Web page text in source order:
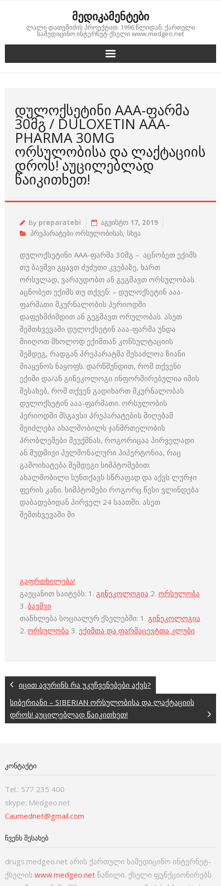
მედიკამენტები
ლალი დათეშიძის პროექტით. 1996 წლიდან. ქართული
სამედიცინო ინტერნეტ-ქსელი www.medgeo.net
ᲓᲣᲚᲝᲥᲡᲔᲢᲘᲜᲘ AAA-ᲤᲐᲠᲛᲐ
30ᲛᲒ / DULOXETIN AAA-
PHARMA 30MG
ᲝᲠᲡᲣᲚᲝᲑᲘᲡᲐ ᲓᲐ ᲚᲐᲥᲢᲐᲪᲘᲘᲡ
ᲓᲠᲝᲡ! ᲐᲣᲪᲘᲚᲔᲑᲚᲐᲓ
ᲬᲐᲘᲙᲘᲗᲮᲔᲗ!
By preparatebi
აგვისტო 17, 2019
პრეპარატები ორსულობისას, სხვა
დულოქსეტინი AAA-ფარმა 30მგ – აცნობეთ ექიმს
თუ ბავშვი გყავთ ძუძუთი კვებაზე, ხართ
ორსულად, ვარაუდობთ ან გეგმავთ ორსულობას.
აცნობეთ ექიმს თუ თქვენ: – დულოქსეტინ ააა-
ფარმათი მკურნალობის პერიოდში
დაფეხმძიმდით ან გეგმავთ ორულობას. ასეთ
შემთხვევაში დულოქსეტინ ააა-ფარმა უნდა
მიიღოთ მხოლოდ ექიმთან კონსულტაციის
შემდეგ, რადგან პრეპარატმა შესაძლოა ზიანი
მიაყენოს ნაყოფს. დარწმუნდით, რომ თქვენი
ექიმი და/ან გინეკოლოგი ინფორმირებულია იმის
შესახებ, რომ თქვენ გადიხართ მკურნალობას
დულოქსეტინ ააა-ფარმათი. ორსულობის
პერიოდში მსგავსი პრეპარატების მიღებამ
შეიძლება ახალშობილს ჯანმრთელობის
პრობლემები შეუქმნას, როგორიცაა პირველადი
ან მუდმივი პულმონალური ჰიპერტონია, რაც
გამოიხატება შემდეგი სიმპტომებით:
ახალშობილი სუნთქავს სწრაფად და აქვს ლურჯი
ფერის კანი. სიმპტომები როგორც წესი ვლინდება
დაბადებიდან პირველ 24 საათში. ასეთ
შემთხვევაში მი
გაფრთხილება!
გაეცანით საიტებს: 1. გინეკოლოგია 2. ორსულობა
3. ბავშვი
თანხლება სოციალურ ქსელებში: 1. გინეკოლოგია
2. ორსულობა 3. ექიმთა და ფარმაცევტთა კლუბი
იცით ავურინს რა უკუჩვენებები აქვს?
სიბერიანი – SIBERIAN ორსულობისა და ლაქტაციის
დროს! აუცილებლად წაიკითხეთ!
ᲙᲝᲜᲢᲐᲥᲢᲘ
Tel.: 577 235 400
skype: Medgeo.net
Caumednet@gmail.com
ᲩᲕᲔᲜᲡ ᲨᲔᲡᲐᲮᲔᲑ
drugs.medgeo.net არის ქართული სამედიცინო ინტერნეტ-
ქსელის www.medgeo.net ნაწილი. ქსელი ფუნქციონირებს